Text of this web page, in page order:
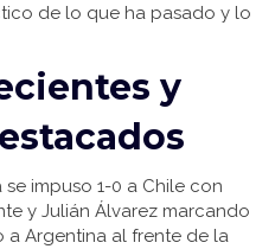
de lo que ha pasado y lo
y
impuso 1-0 a Chile con
y Julián Álvarez marcando
a Argentina al frente de la